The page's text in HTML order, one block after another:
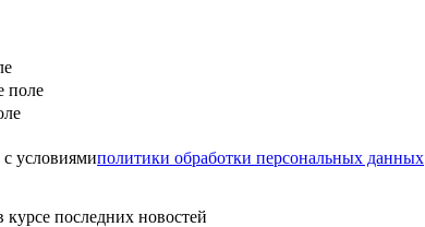
поле
условиямиполитики обработки персональных данных
последних новостей